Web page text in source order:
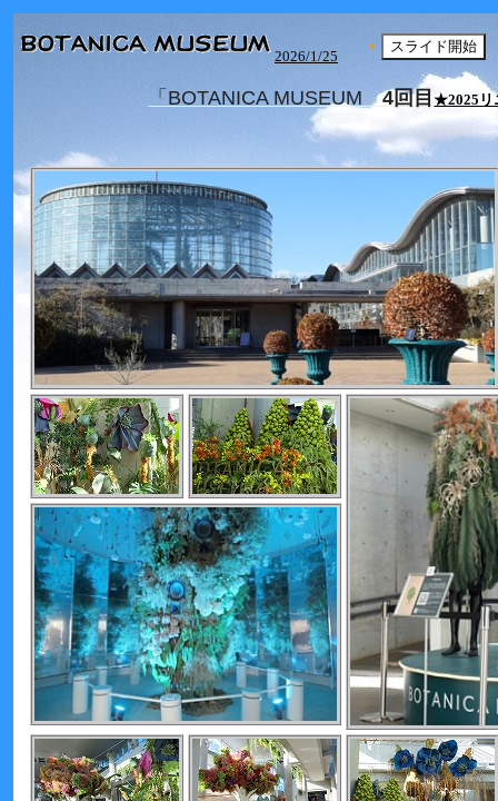
2026/1/25
スライド開始
「BOTANICA MUSEUM4回目★2025リ